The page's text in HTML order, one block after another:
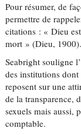
Pour résumer, de
permettre de
citations : « Dieu
mort » (Dieu, 1900).
Seabright souligne
des institutions
reposent sur une
de la transparence,
sexuels mais aussi,
comptable.